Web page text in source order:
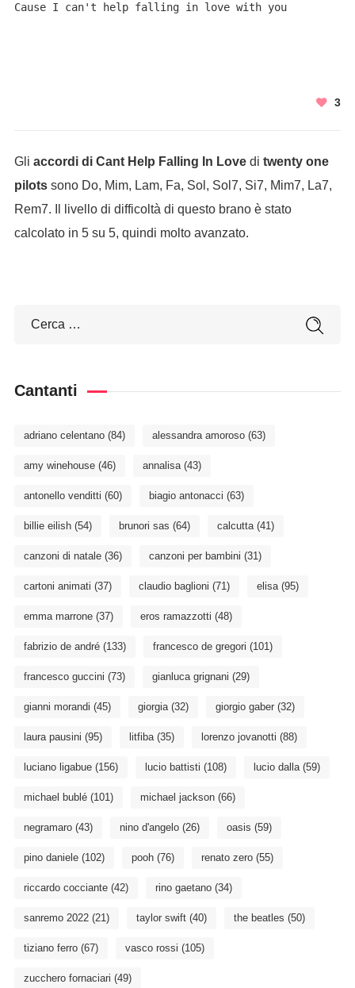
Cause I can't help falling in love with you
3
Gli accordi di Cant Help Falling In Lovedi twenty one
pilotssono Do, Mim, Lam, Fa, Sol, Sol7, Si7, Mim7, La7,
Rem7. Il livello di difficoltà di questo brano è stato
calcolato in 5 su 5, quindi molto avanzato.
Cantanti
adriano celentano(84) alessandra amoroso(63)
amy winehouse(46) annalisa(43)
antonello venditti (60) biagio antonacci (63)
billie eilish(54) brunori sas (64) calcutta(41)
canzoni di natale(36) canzoni per bambini (31)
cartoni animati (37) claudio baglioni (71) elisa(95)
emma marrone(37) eros ramazzotti (48)
fabrizio de andré(133) francesco de gregori (101)
francesco guccini (73) gianluca grignani (29)
gianni morandi (45) giorgia(32) giorgio gaber(32)
laura pausini (95) litfiba(35) lorenzo jovanotti (88)
luciano ligabue(156) lucio battisti (108) lucio dalla(59)
michael bublé(101) michael jackson(66)
negramaro(43) nino d'angelo(26) oasis (59)
pino daniele(102) pooh(76) renato zero(55)
riccardo cocciante(42) rino gaetano(34)
sanremo 2022(21) taylor swift(40) the beatles (50)
tiziano ferro(67) vasco rossi (105)
zucchero fornaciari (49)